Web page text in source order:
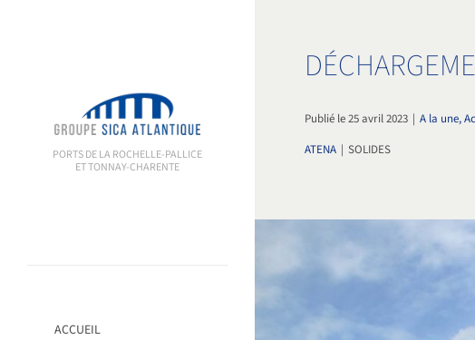
PORTS DE LA ROCHELLE-PALLICE
ET TONNAY-CHARENTE
ACCUEIL
Publié le 25 avril 2023 | A la une,
ATENA | SOLIDES